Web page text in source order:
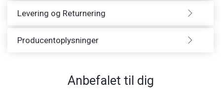
Levering og Returnering
Producentoplysninger
Anbefalet til dig